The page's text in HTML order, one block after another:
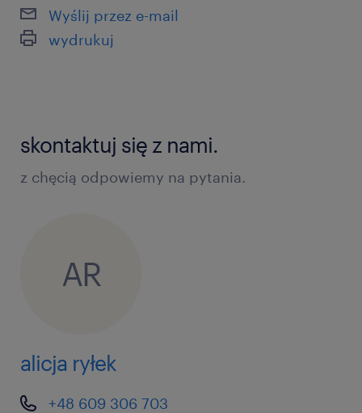
Wyślij przez e-mail
wydrukuj
skontaktuj się z nami.
z chęcią odpowiemy na pytania.
AR
alicja ryłek
+48 609 306 703